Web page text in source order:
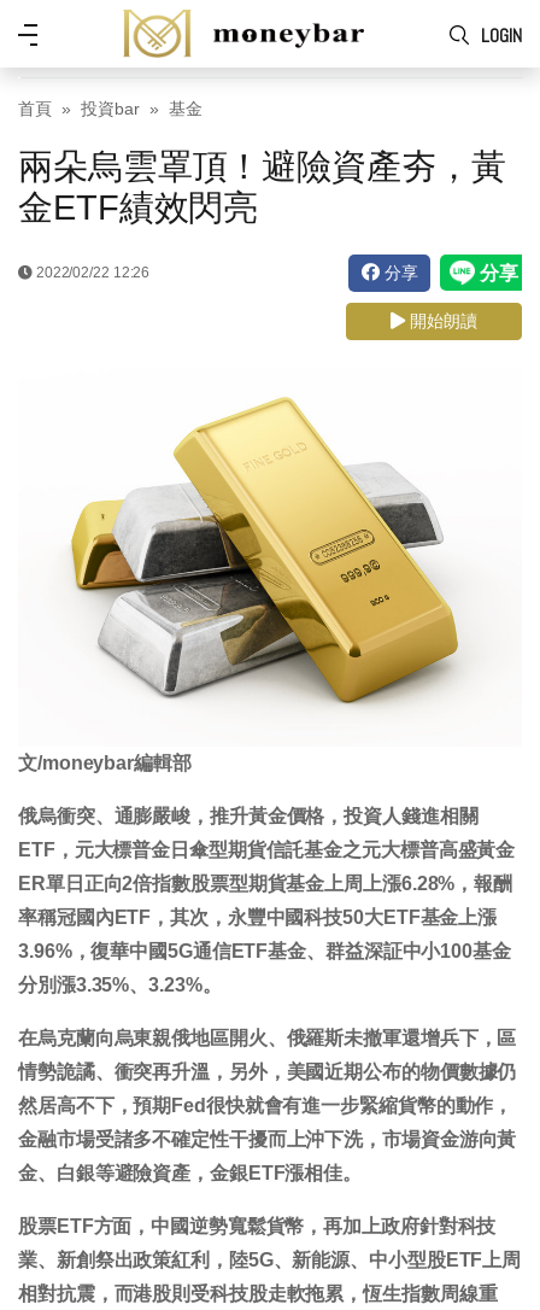
Skip to main content
LOGIN
功
能
表
首頁 投資bar 基金
兩朵烏雲罩頂！避險資產夯，黃
金ETF績效閃亮
2022/02/22 12:26 分享
開始朗讀
文/moneybar編輯部
俄烏衝突、通膨嚴峻，推升黃金價格，投資人錢進相關
ETF，元大標普金日傘型期貨信託基金之元大標普高盛黃金
ER單日正向2倍指數股票型期貨基金上周上漲6.28%，報酬
率稱冠國內ETF，其次，永豐中國科技50大ETF基金上漲
3.96%，復華中國5G通信ETF基金、群益深証中小100基金
分別漲3.35%、3.23%。
在烏克蘭向烏東親俄地區開火、俄羅斯未撤軍還增兵下，區
情勢詭譎、衝突再升溫，另外，美國近期公布的物價數據仍
然居高不下，預期Fed很快就會有進一步緊縮貨幣的動作，
金融市場受諸多不確定性干擾而上沖下洗，市場資金游向黃
金、白銀等避險資產，金銀ETF漲相佳。
股票ETF方面，中國逆勢寬鬆貨幣，再加上政府針對科技
業、新創祭出政策紅利，陸5G、新能源、中小型股ETF上周
相對抗震，而港股則受科技股走軟拖累，恆生指數周線重